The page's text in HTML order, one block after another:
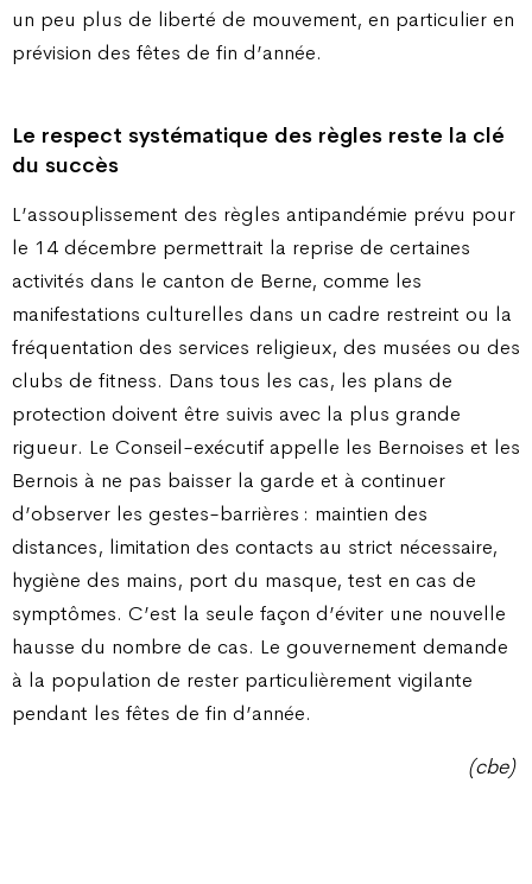
un peu plus de liberté de mouvement, en particulier en
prévision des fêtes de fin d’année.
Le respect systématique des règles reste la clé
du succès
L’assouplissement des règles antipandémie prévu pour
le 14 décembre permettrait la reprise de certaines
activités dans le canton de Berne, comme les
manifestations culturelles dans un cadre restreint ou la
fréquentation des services religieux, des musées ou des
clubs de fitness. Dans tous les cas, les plans de
protection doivent être suivis avec la plus grande
rigueur. Le Conseil-exécutif appelle les Bernoises et les
Bernois à ne pas baisser la garde et à continuer
d’observer les gestes-barrières : maintien des
distances, limitation des contacts au strict nécessaire,
hygiène des mains, port du masque, test en cas de
symptômes. C’est la seule façon d’éviter une nouvelle
hausse du nombre de cas. Le gouvernement demande
à la population de rester particulièrement vigilante
pendant les fêtes de fin d’année.
(cbe)